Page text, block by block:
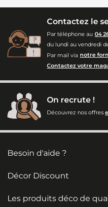
Contactez le
Par téléphone au 04
du lundi au vendredi
Par mail via notre
Contactez votre
On recrute !
Découvrez nos offres
Besoin d'aide ?
Décor Discount
Les produits déco de